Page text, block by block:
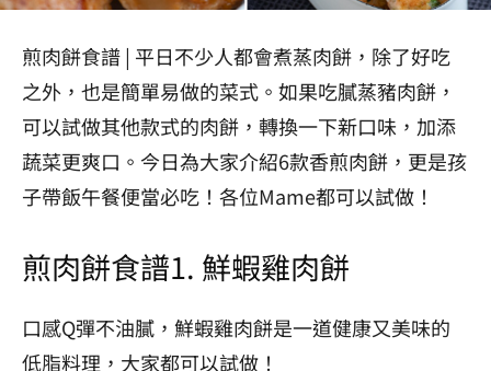
煎肉餅食譜 | 平日不少人都會煮蒸肉餅，除了好吃
之外，也是簡單易做的菜式。如果吃膩蒸豬肉餅 ，
可以試做其他款式的肉餅，轉換一下新口味，加添
蔬菜更爽口 。 今日為大家介紹6款香煎肉餅，更是孩
子帶飯午餐便當必吃！各位Mame都可以試做！
煎肉餅食譜1. 鮮蝦雞肉餅
口感Q彈不油膩，鮮蝦雞肉餅是一道健康又美味的
低脂料理，大家都可以試做！